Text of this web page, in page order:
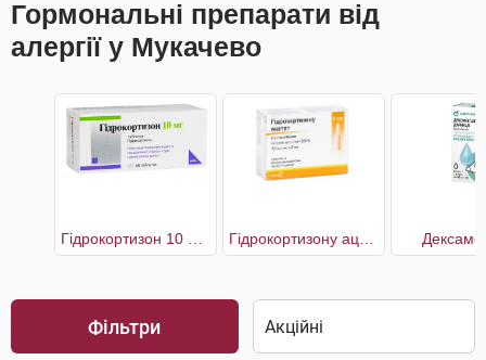
Гормональні препарати від
алергії у Мукачево
Фільтри